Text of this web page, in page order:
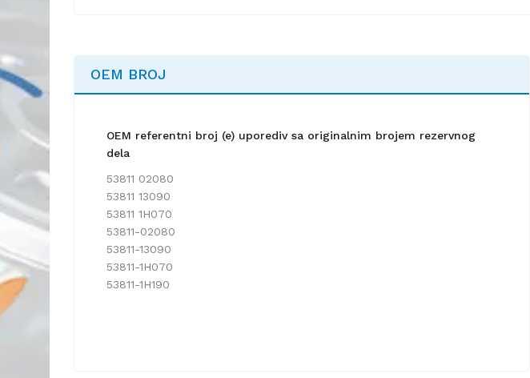
OEM BROJ
OEM referentni broj (e) uporediv sa originalnim brojem rezervnog
dela
53811 02080
53811 13090
53811 1H070
53811-02080
53811-13090
53811-1H070
53811-1H190